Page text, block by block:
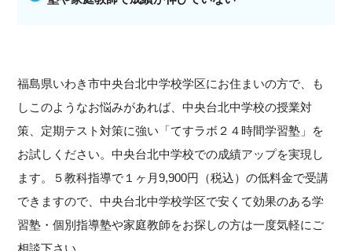
福島県いわき市中央台北中学校学区にお住まいの方で、も
しこのようなお悩みがあれば、中央台北中学校の授業対
策、定期テスト対策に強い「てすラボ２４時間学習塾」を
お試しください。中央台北中学校での成績アップを実現し
ます。５教科指導で１ヶ月9,900円（税込）の低料金で受講
できますので、中央台北中学校学区で安くて効果のある学
習塾・個別指導塾や家庭教師をお探しの方は一度気軽にご